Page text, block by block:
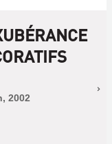
2002